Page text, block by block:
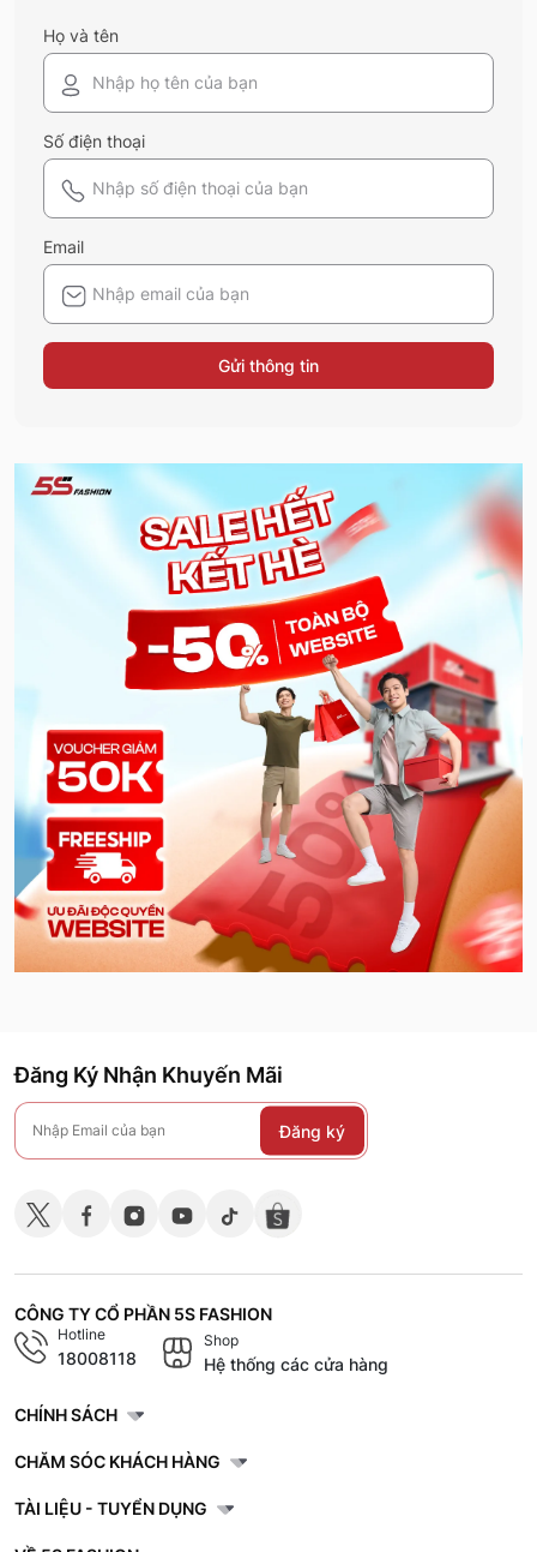
Họ và tên
Số điện thoại
Email
Gửi thông tin
Đăng Ký Nhận Khuyến Mãi
Đăng ký
CÔNG TY CỔ PHẦN 5S FASHION
Hotline
18008118
Shop
Hệ thống các cửa hàng
CHÍNH SÁCH
CHĂM SÓC KHÁCH HÀNG
TÀI LIỆU - TUYỂN DỤNG